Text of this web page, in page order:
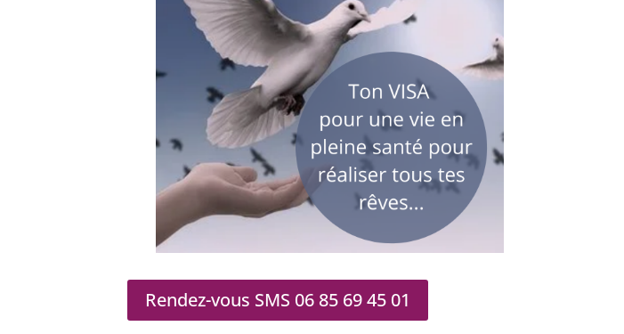
Rendez-vous SMS 06 85 69 45 01